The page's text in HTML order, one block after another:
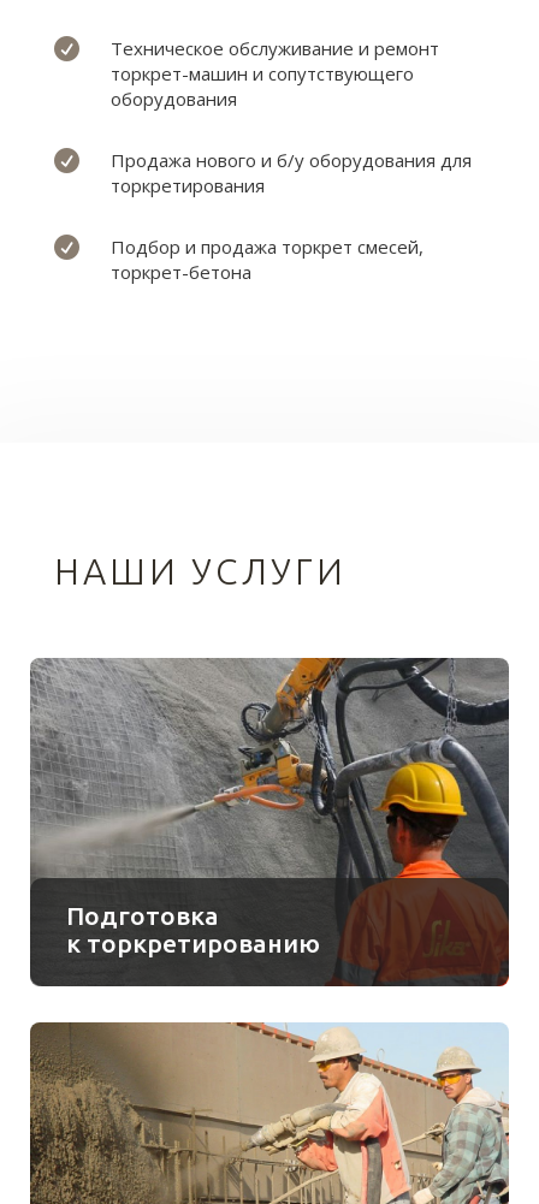

Техническое обслуживание и ремонт
торкрет-машин и сопутствующего
оборудования

Продажа нового и б/у оборудования для
торкретирования

Подбор и продажа торкрет смесей,
торкрет-бетона
НАШИ УСЛУГИ
Подготовка
к торкретированию